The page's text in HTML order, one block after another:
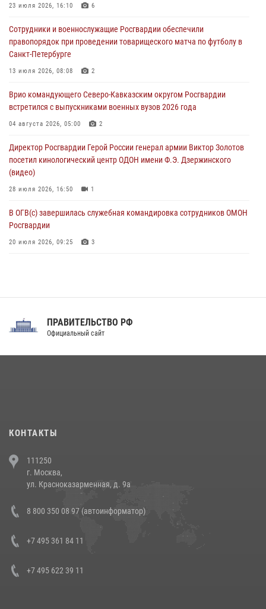
Кубани
07 августа 2026, 06:49 1
В Саранске росгвардейцы приняли участие в 25‑летии канонизации
07 августа 2026, 06:15 7
Росгвардейцы оказали адресную помощь жителям Луганской
07 августа 2026, 05:00
23 июля 2026, 16:10 6
Сотрудники и военнослужащие Росгвардии обеспечили
правопорядок при проведении товарищеского матча по футболу в
Санкт-Петербурге
13 июля 2026, 08:08 2
Врио командующего Северо-Кавказским округом Росгвардии
встретился с выпускниками военных вузов 2026 года
04 августа 2026, 05:00 2
Директор Росгвардии Герой России генерал армии Виктор Золотов
посетил кинологический центр ОДОН имени Ф.Э. Дзержинского
(видео)
28 июля 2026, 16:50 1
В ОГВ(с) завершилась служебная командировка сотрудников ОМОН
Росгвардии
20 июля 2026, 09:25 3
Праздник «Один день с Росгвардией» к 105-летию Центрального
напавших на бригаду скорой помощи (видео)
14 июля 2026, 12:20
В Росгвардии прошла военно-научная конференция по обобщению
боевого опыта
ПРАВИТЕЛЬСТВО РФ
Официальный сайт
КОНТАКТЫ
111250
г. Москва,
ул. Красноказарменная, д. 9а
8 800 350 08 97 (автоинформатор)
+7 495 361 84 11
+7 495 622 39 11